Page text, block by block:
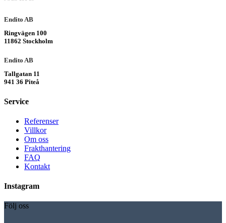
Endito AB
Ringvägen 100
11862 Stockholm
Endito AB
Tallgatan 11
941 36 Piteå
Service
Referenser
Villkor
Om oss
Frakthantering
FAQ
Kontakt
Instagram
Följ oss